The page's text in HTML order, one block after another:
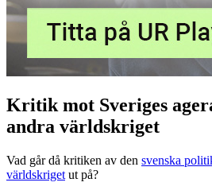
Kritik mot Sveriges
andra världskriget
Vad går då kritiken av den svenska
världskriget ut på?